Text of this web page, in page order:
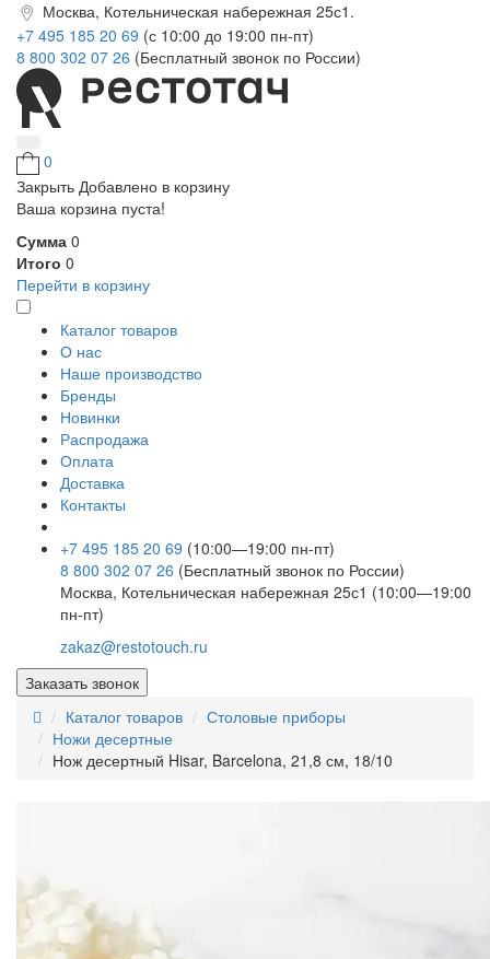
Москва, Котельническая набережная 25с1.
+7 495 185 20 69 (с 10:00 до 19:00 пн-пт)
8 800 302 07 26 (Бесплатный звонок по России)
0
Закрыть Добавлено в корзину
Ваша корзина пуста!
Сумма 0
Итого 0
Перейти в корзину
Каталог товаров
О нас
Наше производство
Бренды
Новинки
Распродажа
Оплата
Доставка
Контакты
+7 495 185 20 69 (10:00—19:00 пн-пт)
8 800 302 07 26 (Бесплатный звонок по России)
Москва, Котельническая набережная 25с1 (10:00—19:00
пн-пт)
zakaz@restotouch.ru
Заказать звонок
Каталог товаров
Столовые приборы
Ножи десертные
Нож десертный Hisar, Barcelona, 21,8 см, 18/10